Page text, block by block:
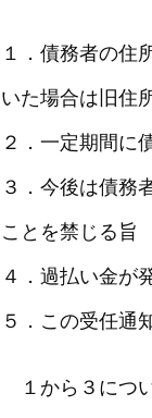
１．債務者の住
いた場合は旧住
２．一定期間に
３．今後は債務
ことを禁じる旨
４．過払い金が
５．この受任通
１から３につ